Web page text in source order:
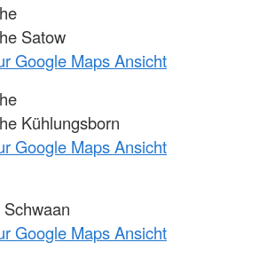
Satow
Google Maps Ansicht
Kühlungsborn
Google Maps Ansicht
Google Maps Ansicht